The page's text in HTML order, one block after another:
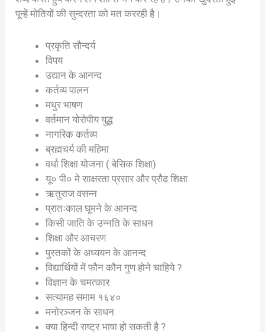
पून्हें मोतियों की सुन्दरता को मत कररही है।
प्रकृति सौन्दर्य
विपय
उद्यान के आनन्द
कर्तव्य पालन
मधुर भाषण
वर्तमान योरोपीय युद्ध
नागरिक कर्तव्य
ब्रह्मचर्य की महिमा
वर्धा शिक्षा योजना ( बेसिक शिक्षा)
यू० पी० मे साक्षरता प्रसार और प्रौढ शिक्षा
ऋतुराज वसन्न
प्रातःकाल घूमने के आनन्द
किसी जाति के उन्नति के साधन
शिक्षा और आचरण
पुस्तकों के अध्ययन के आनन्द
विद्यार्थियों में फौन कौन गुण होने चाहिये ?
विज्ञान के चमत्कार
सत्यामह समाम १६४०
मनोरञ्जन के साधन
क्या हिन्दी राष्ट्र भाषा हो सकती है ?